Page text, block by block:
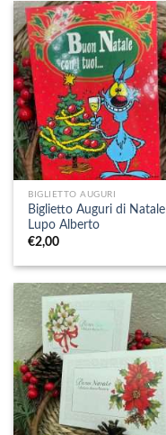
BIGLIETTO AUGURI
Biglietto Auguri di Natale
Lupo Alberto
€2,00